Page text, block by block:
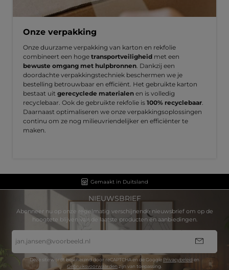
Onze verpakking
Onze duurzame verpakking van karton en rekfolie
combineert een hoge transportveiligheid met een
bewuste omgang met hulpbronnen. Dankzij een
doordachte verpakkingstechniek beschermen we je
bestelling betrouwbaar en efficiënt. Het gebruikte karton
bestaat uit gerecyclede materialen en is volledig
recyclebaar. Ook de gebruikte rekfolie is 100% recyclebaar.
Daarnaast optimaliseren we onze verpakkingsoplossingen
continu om ze nog milieuvriendelijker en efficiënter te
maken.
Gemaakt in Duitsland
NIEUWSBRIEF
Abonneer nu op onze regelmatig verschijnende nieuwsbrief om op de
hoogtete blijven van de laatste producten en aanbiedingen.
mailadres
*
Deze site wordt beschermd door reCAPTCHA en de Google Privacybeleid en
Gebruiksvoorwaardenzijn van toepassing.